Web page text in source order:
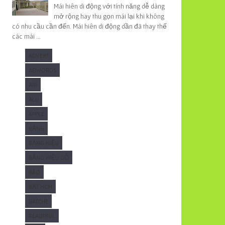
Mái hiên di động với tính năng dễ dàng
mở rộng hay thu gọn mái lại khi không
có nhu cầu cần đến. Mái hiên di động dần đã thay thế
các mái ...
ADVERT
ADWORDS
AIR
ALU
APPLE
BẢNG HIỆU
BẢNG HIỆU GỖ
BÁO
BẠT HCM
BATCHE
BEAUTIFUL